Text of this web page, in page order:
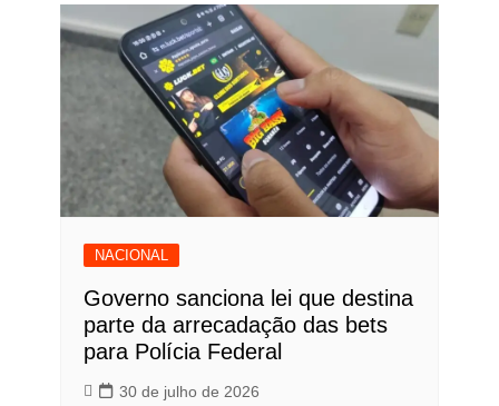
NACIONAL
Governo sanciona lei que destina
parte da arrecadação das bets
para Polícia Federal
30 de julho de 2026